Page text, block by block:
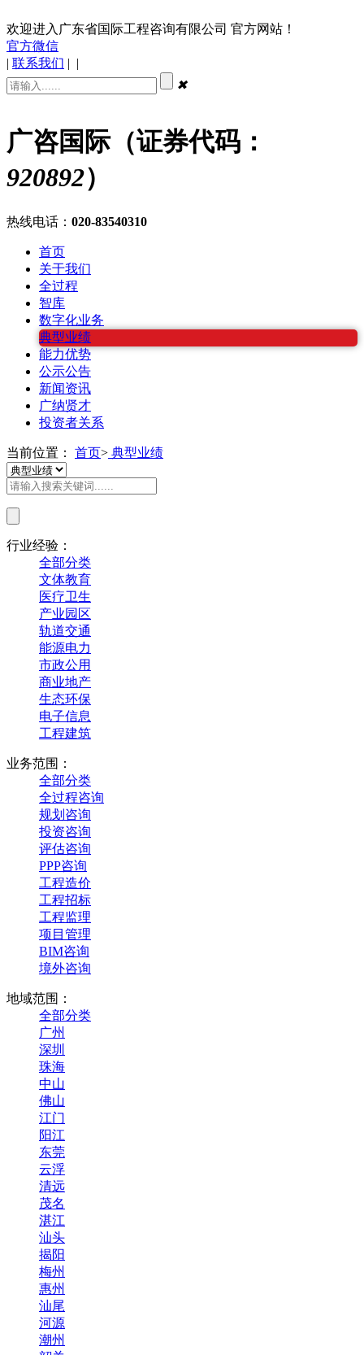
欢迎进入广东省国际工程咨询有限公司 官方网站！
官方微信
| 联系我们 | |
✖
广咨国际（证券代码：
920892）
热线电话： 020-83540310
首页
关于我们
全过程
智库
数字化业务
典型业绩
能力优势
公示公告
新闻资讯
广纳贤才
投资者关系
当前位置： 首页> 典型业绩
行业经验：
全部分类
文体教育
医疗卫生
产业园区
轨道交通
能源电力
市政公用
商业地产
生态环保
电子信息
工程建筑
业务范围：
全部分类
全过程咨询
规划咨询
投资咨询
评估咨询
PPP咨询
工程造价
工程招标
工程监理
项目管理
BIM咨询
境外咨询
地域范围：
全部分类
广州
深圳
珠海
中山
佛山
江门
阳江
东莞
云浮
清远
茂名
湛江
汕头
揭阳
梅州
惠州
汕尾
河源
潮州